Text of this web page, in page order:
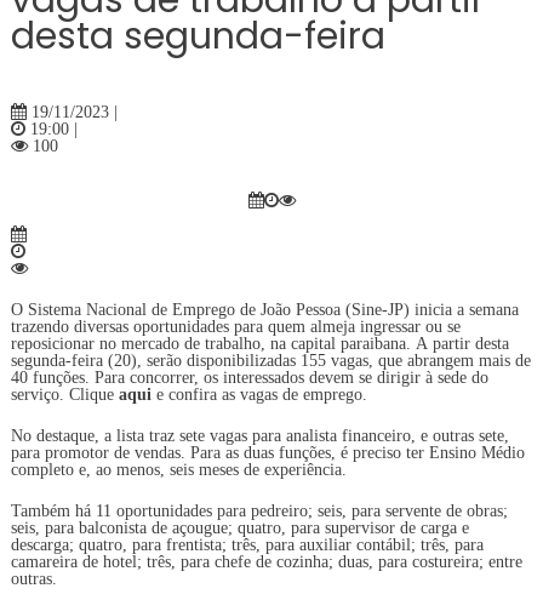
desta segunda-feira
19/11/2023 |
19:00 |
100
O Sistema Nacional de Emprego de João Pessoa (Sine-JP) inicia a semana
trazendo diversas oportunidades para quem almeja ingressar ou se
reposicionar no mercado de trabalho, na capital paraibana. A partir desta
segunda-feira (20), serão disponibilizadas 155 vagas, que abrangem mais de
40 funções. Para concorrer, os interessados devem se dirigir à sede do
serviço. Clique aqui e confira as vagas de emprego.
No destaque, a lista traz sete vagas para analista financeiro, e outras sete,
para promotor de vendas. Para as duas funções, é preciso ter Ensino Médio
completo e, ao menos, seis meses de experiência.
Também há 11 oportunidades para pedreiro; seis, para servente de obras;
seis, para balconista de açougue; quatro, para supervisor de carga e
descarga; quatro, para frentista; três, para auxiliar contábil; três, para
camareira de hotel; três, para chefe de cozinha; duas, para costureira; entre
outras.